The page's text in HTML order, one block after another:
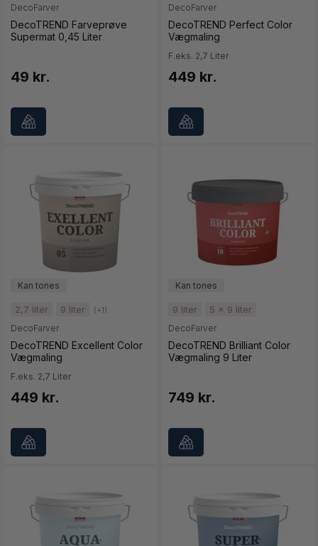
DecoFarver
DecoTREND Farveprøve
Supermat 0,45 Liter
49 kr.
DecoFarver
DecoTREND Perfect Color
Vægmaling
F.eks. 2,7 Liter
449 kr.
2,7 liter 9 liter (+1)
DecoFarver
DecoTREND Excellent Color
Vægmaling
F.eks. 2,7 Liter
449 kr.
9 liter 5 x 9 liter
DecoFarver
DecoTREND Brilliant Color
Vægmaling 9 Liter
749 kr.